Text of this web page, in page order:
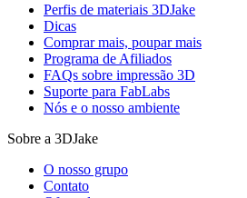
Perfis de materiais 3DJake
Dicas
Comprar mais, poupar mais
Programa de Afiliados
FAQs sobre impressão 3D
Suporte para FabLabs
Nós e o nosso ambiente
Sobre a 3DJake
O nosso grupo
Contato